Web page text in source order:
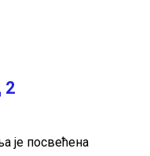
2
је посвећена